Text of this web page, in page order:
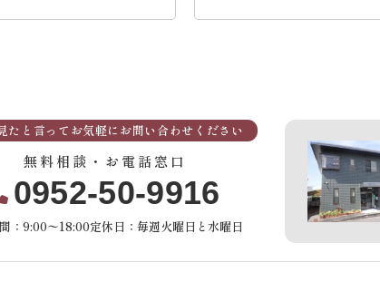
たと言ってお気軽にお問い合わせください
無料相談・お電話窓口
0952-50-9916
：9:00〜18:00定休日：毎週火曜日と水曜日